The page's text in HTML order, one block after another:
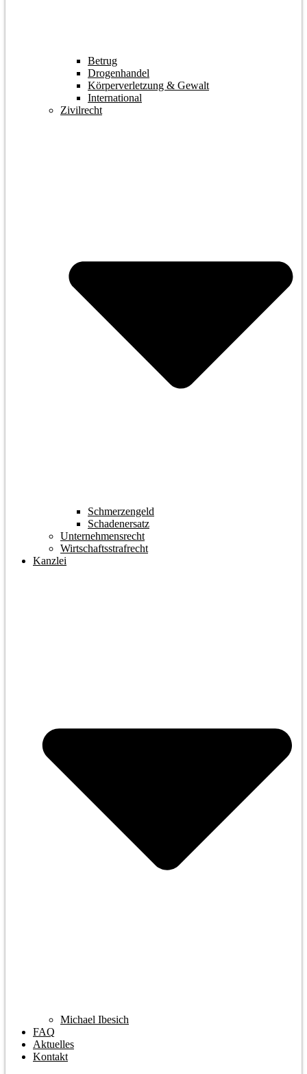
Betrug
Drogenhandel
Körperverletzung & Gewalt
International
Zivilrecht
Schmerzengeld
Schadenersatz
Unternehmensrecht
Wirtschaftsstrafrecht
Kanzlei
Michael Ibesich
FAQ
Aktuelles
Kontakt